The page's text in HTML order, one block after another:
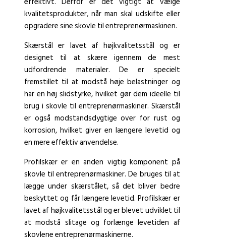
kvalitetsprodukter, når man skal udskifte eller
opgradere sine skovle til entreprenørmaskinen.
Skærstål er lavet af højkvalitetsstål og er
designet til at skære igennem de mest
udfordrende materialer. De er specielt
fremstillet til at modstå høje belastninger og
har en høj slidstyrke, hvilket gør dem ideelle til
brug i skovle til entreprenørmaskiner. Skærstål
er også modstandsdygtige over for rust og
korrosion, hvilket giver en længere levetid og
en mere effektiv anvendelse.
Profilskær er en anden vigtig komponent på
skovle til entreprenørmaskiner. De bruges til at
lægge under skærstålet, så det bliver bedre
beskyttet og får længere levetid. Profilskær er
lavet af højkvalitetsstål og er blevet udviklet til
at modstå slitage og forlænge levetiden af
skovlene entreprenørmaskinerne.